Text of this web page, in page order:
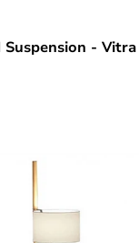
Suspension - Vitra